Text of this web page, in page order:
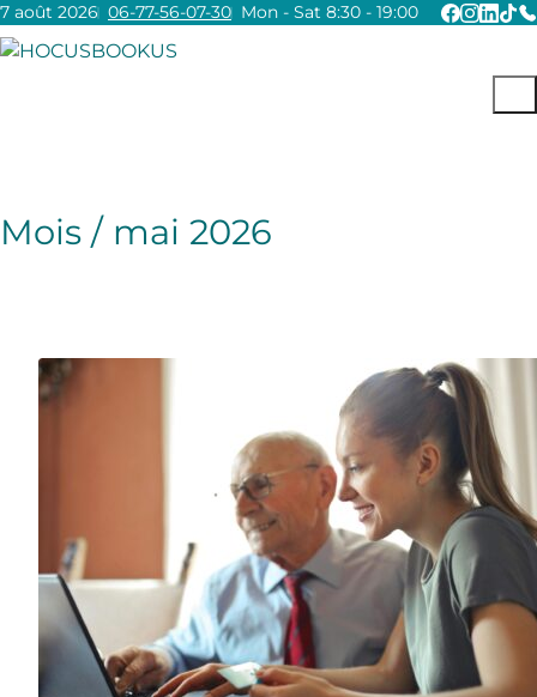
7 août 2026 06-77-56-07-30Mon - Sat 8:30 - 19:00
Mois / mai 2026